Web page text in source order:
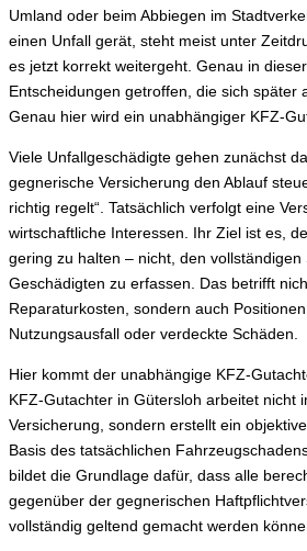
Umland oder beim Abbiegen im
einen Unfall gerät, steht meist unter
es jetzt korrekt weitergeht. Genau in
Entscheidungen getroffen, die sich später
Genau hier wird ein unabhängiger KFZ-
Viele Unfallgeschädigte gehen zunächst
gegnerische Versicherung den Ablauf
richtig regelt“. Tatsächlich verfolgt eine
wirtschaftliche Interessen. Ihr Ziel ist es,
gering zu halten – nicht, den vollständigen
Geschädigten zu erfassen. Das betrifft
Reparaturkosten, sondern auch
Nutzungsausfall oder verdeckte Schäden.
Hier kommt der unabhängige KFZ-
KFZ-Gutachter in Gütersloh arbeitet nicht
Versicherung, sondern erstellt ein
Basis des tatsächlichen
bildet die Grundlage dafür, dass alle
gegenüber der gegnerischen
vollständig geltend gemacht werden